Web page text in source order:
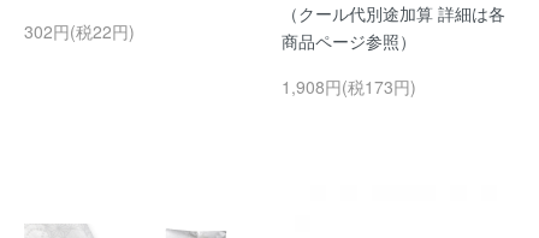
302円(税22円)
（クール代別途加算 詳細は各
商品ページ参照）
1,908円(税173円)